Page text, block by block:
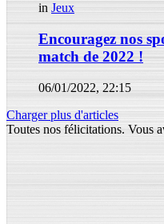
in Jeux
Encouragez nos
match de 2022 !
06/01/2022, 22:15
Charger plus d'articles
Toutes nos félicitations. Vous